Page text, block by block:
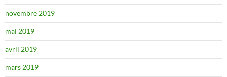
novembre 2019
mai 2019
avril 2019
mars 2019